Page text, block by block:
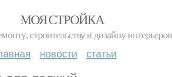
МОЯ СТРОЙКА
строительству и дизайну интерьеров
новости статьи